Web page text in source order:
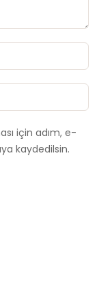
için adım, e-
kaydedilsin.